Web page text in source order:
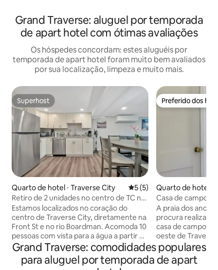
Grand Traverse: aluguel por temporada
de apart hotel com ótimas avaliações
Os hóspedes concordam: estes aluguéis por
temporada de apart hotel foram muito bem avaliados
por sua localização, limpeza e muito mais.
Superhost
Superhost
Quarto de hotel ⋅ Traverse City 5 de uma avaliação média
5 (5)
Retiro de 2 unidades no centro de TC na
água - acomoda 10 pessoas
Estamos localizados no coração do
centro de Traverse City, diretamente na
Front St e no rio Boardman. Acomoda 10
pessoas com vista para a água a partir de
3 quartos e salas de estar. Desfrute de
móveis novos, camas confortáveis e ar
condicionado/aquecimento sem dutos
Preferido dos
Preferido dos
Quarto de hotel ⋅
City
Casa de campo
Inn
A praia dos anos
procura realizar
casa de campo
oeste de Traverse
porta de entrada
Leelanau e a
centro da cidade.
Grand Traverse: comodidades populares
para aluguel por temporada de apart